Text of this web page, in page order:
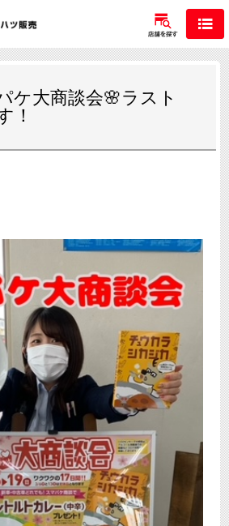
ケ大商談会🌸ラスト
！